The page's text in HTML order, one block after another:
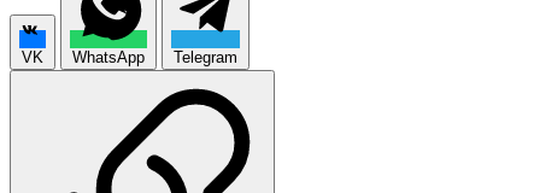
VK WhatsApp Telegram